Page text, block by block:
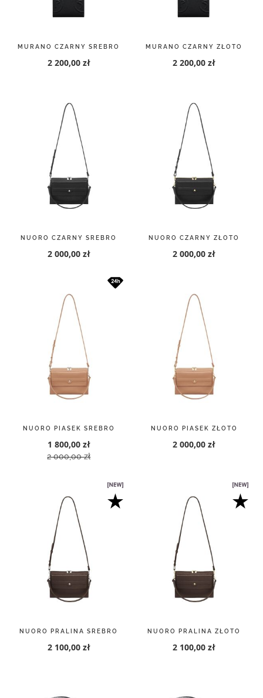
MURANO CZARNY SREBRO
2 200,00 zł
MURANO CZARNY ZŁOTO
2 200,00 zł
NUORO CZARNY SREBRO
2 000,00 zł
NUORO CZARNY ZŁOTO
2 000,00 zł
NUORO PIASEK SREBRO
1 800,00 zł
2 000,00 zł
NUORO PIASEK ZŁOTO
2 000,00 zł
NUORO PRALINA SREBRO
2 100,00 zł
NUORO PRALINA ZŁOTO
2 100,00 zł